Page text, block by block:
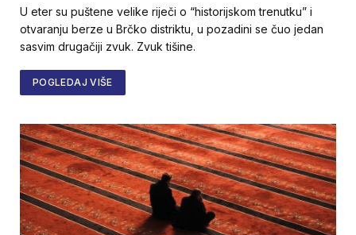
U eter su puštene velike riječi o “historijskom trenutku” i
otvaranju berze u Brčko distriktu, u pozadini se čuo jedan
sasvim drugačiji zvuk. Zvuk tišine.
POGLEDAJ VIŠE